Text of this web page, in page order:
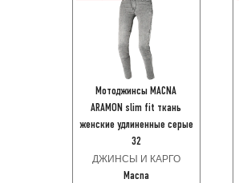
Мотоджинсы MACNA
ARAMON slim fit ткань
женские удлиненные серые
32
ДЖИНСЫ И КАРГО
Macna